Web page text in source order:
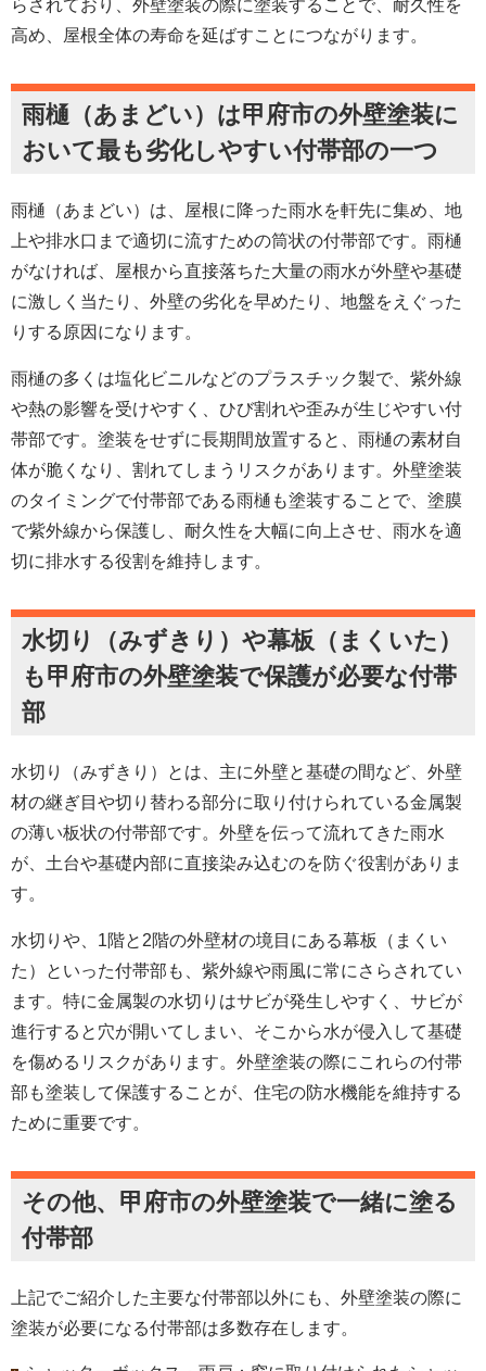
らされており、外壁塗装の際に塗装することで、耐久性を
高め、屋根全体の寿命を延ばすことにつながります。
雨樋（あまどい）は甲府市の外壁塗装に
おいて最も劣化しやすい付帯部の一つ
雨樋（あまどい）は、屋根に降った雨水を軒先に集め、地
上や排水口まで適切に流すための筒状の付帯部です。雨樋
がなければ、屋根から直接落ちた大量の雨水が外壁や基礎
に激しく当たり、外壁の劣化を早めたり、地盤をえぐった
りする原因になります。
雨樋の多くは塩化ビニルなどのプラスチック製で、紫外線
や熱の影響を受けやすく、ひび割れや歪みが生じやすい付
帯部です。塗装をせずに長期間放置すると、雨樋の素材自
体が脆くなり、割れてしまうリスクがあります。外壁塗装
のタイミングで付帯部である雨樋も塗装することで、塗膜
で紫外線から保護し、耐久性を大幅に向上させ、雨水を適
切に排水する役割を維持します。
水切り（みずきり）や幕板（まくいた）
も甲府市の外壁塗装で保護が必要な付帯
部
水切り（みずきり）とは、主に外壁と基礎の間など、外壁
材の継ぎ目や切り替わる部分に取り付けられている金属製
の薄い板状の付帯部です。外壁を伝って流れてきた雨水
が、土台や基礎内部に直接染み込むのを防ぐ役割がありま
す。
水切りや、1階と2階の外壁材の境目にある幕板（まくい
た）といった付帯部も、紫外線や雨風に常にさらされてい
ます。特に金属製の水切りはサビが発生しやすく、サビが
進行すると穴が開いてしまい、そこから水が侵入して基礎
を傷めるリスクがあります。外壁塗装の際にこれらの付帯
部も塗装して保護することが、住宅の防水機能を維持する
ために重要です。
その他、甲府市の外壁塗装で一緒に塗る
付帯部
上記でご紹介した主要な付帯部以外にも、外壁塗装の際に
塗装が必要になる付帯部は多数存在します。